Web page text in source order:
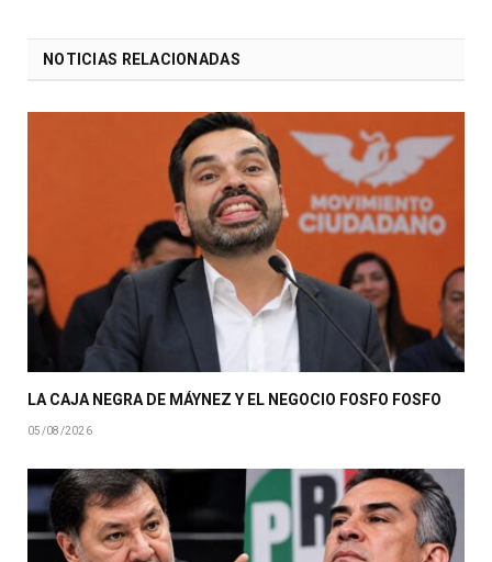
NOTICIAS RELACIONADAS
LA CAJA NEGRA DE MÁYNEZ Y EL NEGOCIO FOSFO FOSFO
05/08/2026